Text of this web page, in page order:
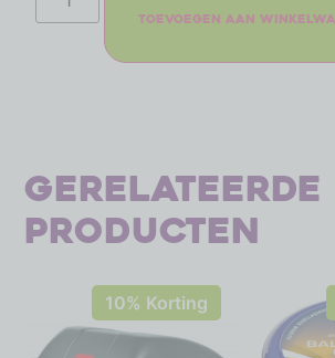
Toevoegen aan
Gerelateerde
producten
10% Korting